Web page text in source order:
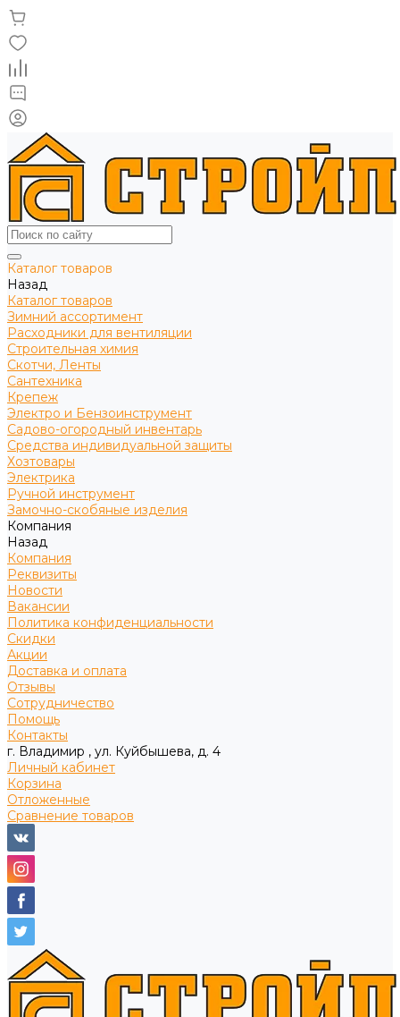
Каталог товаров
Назад
Каталог товаров
Зимний ассортимент
Расходники для вентиляции
Строительная химия
Скотчи, Ленты
Сантехника
Крепеж
Электро и Бензоинструмент
Садово-огородный инвентарь
Средства индивидуальной защиты
Хозтовары
Электрика
Ручной инструмент
Замочно-скобяные изделия
Компания
Назад
Компания
Реквизиты
Новости
Вакансии
Политика конфиденциальности
Скидки
Акции
Доставка и оплата
Отзывы
Сотрудничество
Помощь
Контакты
г. Владимир , ул. Куйбышева, д. 4
Личный кабинет
Корзина
Отложенные
Сравнение товаров